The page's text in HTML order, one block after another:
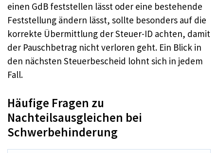
einen GdB feststellen lässt oder eine bestehende
Feststellung ändern lässt, sollte besonders auf die
korrekte Übermittlung der Steuer-ID achten, damit
der Pauschbetrag nicht verloren geht. Ein Blick in
den nächsten Steuerbescheid lohnt sich in jedem
Fall.
Häufige Fragen zu
Nachteilsausgleichen bei
Schwerbehinderung